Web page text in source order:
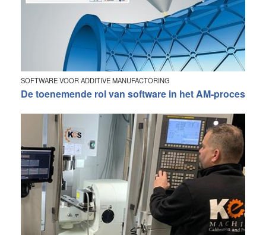
SOFTWARE VOOR ADDITIVE MANUFACTORING
De toenemende rol van software in het AM-proces